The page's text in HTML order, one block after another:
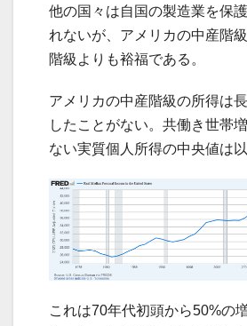
他の国々は自国の製造業を保
れないが、アメリカの中産階
階級よりも裕福である。
アメリカの中産階級の所得は
したことがない。共働き世帯
ない実質個人所得の中央値は
これは70年代初頭から50%の